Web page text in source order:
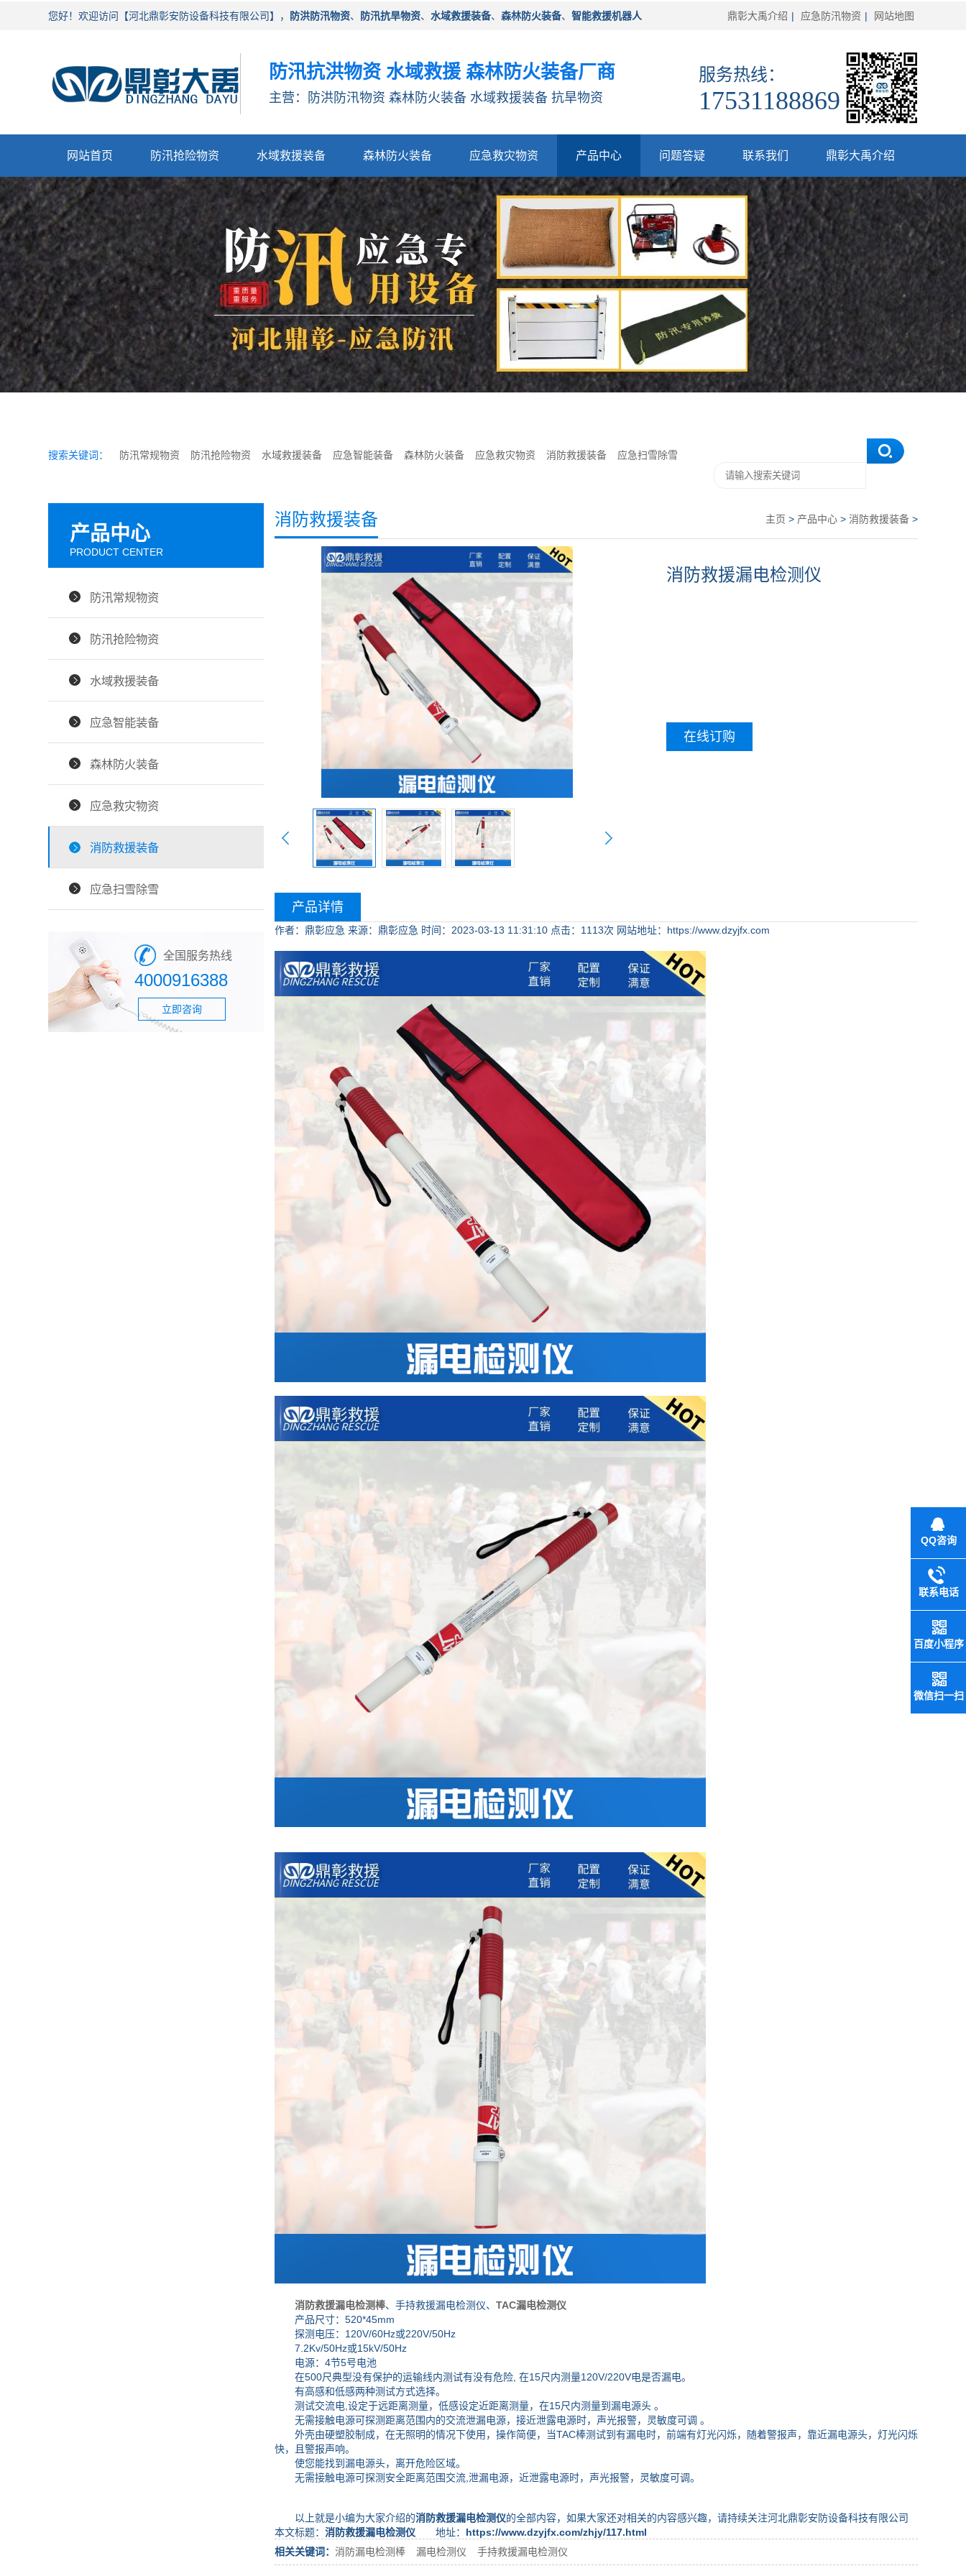
您好！欢迎访问【河北鼎彰安防设备科技有限公司】， 防洪防汛物资、 防汛抗旱物资、 水域救援装备、 森林防火装备、 智能救援机器人 鼎彰大禹介绍 | 应急防汛物资 | 网站地图
防汛抗洪物资 水域救援 森林防火装备厂商
主营：防洪防汛物资 森林防火装备 水域救援装备 抗旱物资
服务热线：
17531188869
网站首页 防汛抢险物资 水域救援装备 森林防火装备 应急救灾物资 产品中心 问题答疑 联系我们 鼎彰大禹介绍
搜索关键词： 防汛常规物资 防汛抢险物资 水域救援装备 应急智能装备 森林防火装备 应急救灾物资 消防救援装备 应急扫雪除雪
产品中心
PRODUCT CENTER
防汛常规物资
防汛抢险物资
水域救援装备
应急智能装备
森林防火装备
应急救灾物资
消防救援装备
应急扫雪除雪
全国服务热线
4000916388
立即咨询
消防救援装备 主页 > 产品中心 > 消防救援装备 >
消防救援漏电检测仪
在线订购
产品详情
作者：鼎彰应急 来源：鼎彰应急 时间：2023-03-13 11:31:10 点击： 1113次 网站地址：https://www.dzyjfx.com
消防救援漏电检测棒、手持救援漏电检测仪、 TAC漏电检测仪
产品尺寸：520*45mm
探测电压：120V/60Hz或220V/50Hz
7.2Kv/50Hz或15kV/50Hz
电源：4节5号电池
在500尺典型没有保护的运输线内测试有没有危险, 在15尺内测量120V/220V电是否漏电。
有高感和低感两种测试方式选择。
测试交流电,设定于远距离测量，低感设定近距离测量，在15尺内测量到漏电源头 。
无需接触电源可探测距离范围内的交流泄漏电源，接近泄露电源时，声光报警，灵敏度可调 。
外壳由硬塑胶制成，在无照明的情况下使用，操作简便，当TAC棒测试到有漏电时，前端有灯光闪烁，随着警报声，靠近漏电源头，灯光闪烁
快，且警报声响。
使您能找到漏电源头，离开危险区域。
无需接触电源可探测安全距离范围交流,泄漏电源，近泄露电源时，声光报警，灵敏度可调。
以上就是小编为大家介绍的消防救援漏电检测仪的全部内容，如果大家还对相关的内容感兴趣，请持续关注河北鼎彰安防设备科技有限公司
本文标题： 消防救援漏电检测仪 地址： https://www.dzyjfx.com/zhjy/117.html
相关关键词： 消防漏电检测棒 漏电检测仪 手持救援漏电检测仪
QQ咨询
联系电话
百度小程序
微信扫一扫